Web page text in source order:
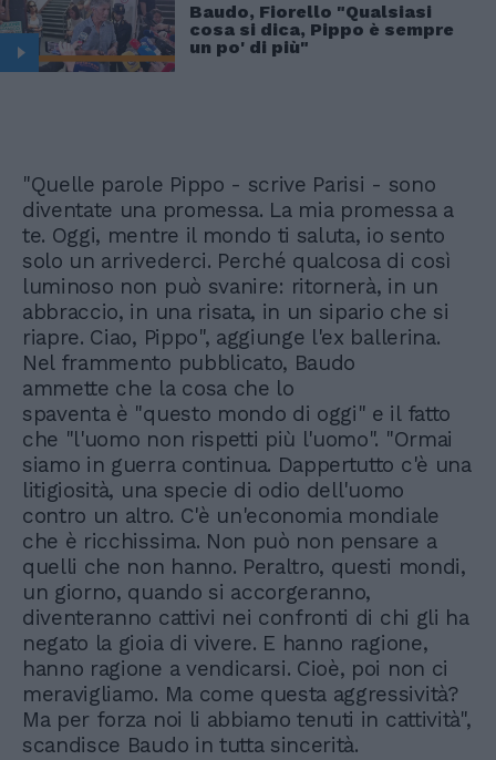
Baudo, Fiorello "Qualsiasi
cosa si dica, Pippo è sempre
un po' di più"
"Quelle parole Pippo - scrive Parisi - sono
diventate una promessa. La mia promessa a
te. Oggi, mentre il mondo ti saluta, io sento
solo un arrivederci. Perché qualcosa di così
luminoso non può svanire: ritornerà, in un
abbraccio, in una risata, in un sipario che si
riapre. Ciao, Pippo", aggiunge l'ex ballerina.
Nel frammento pubblicato, Baudo
ammette che la cosa che lo
spaventa è "questo mondo di oggi" e il fatto
che "l'uomo non rispetti più l'uomo". "Ormai
siamo in guerra continua. Dappertutto c'è una
litigiosità, una specie di odio dell'uomo
contro un altro. C'è un'economia mondiale
che è ricchissima. Non può non pensare a
quelli che non hanno. Peraltro, questi mondi,
un giorno, quando si accorgeranno,
diventeranno cattivi nei confronti di chi gli ha
negato la gioia di vivere. E hanno ragione,
hanno ragione a vendicarsi. Cioè, poi non ci
meravigliamo. Ma come questa aggressività?
Ma per forza noi li abbiamo tenuti in cattività",
scandisce Baudo in tutta sincerità.